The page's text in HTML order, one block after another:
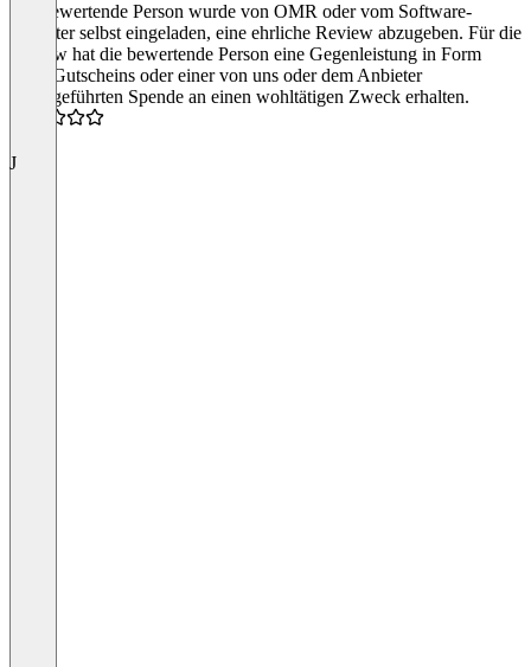
Die bewertende Person wurde von OMR oder vom Software-
Anbieter selbst eingeladen, eine ehrliche Review abzugeben. Für die
Review hat die bewertende Person eine Gegenleistung in Form
eines Gutscheins oder einer von uns oder dem Anbieter
durchgeführten Spende an einen wohltätigen Zweck erhalten.
J